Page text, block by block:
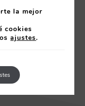
la mejor
cookies
ajustes.